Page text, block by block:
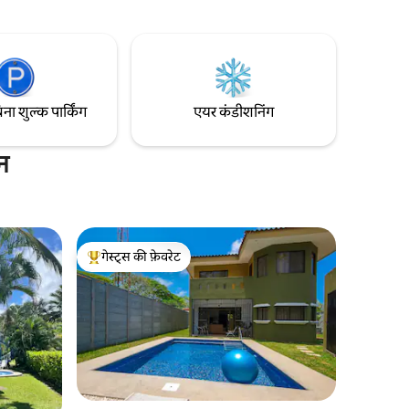
शुल्क पार्किंग एयर कंडीशनिंग
गेस्ट्स का टॉप फ़ेवरेट
गेस्ट्स की फ़ेवरेट